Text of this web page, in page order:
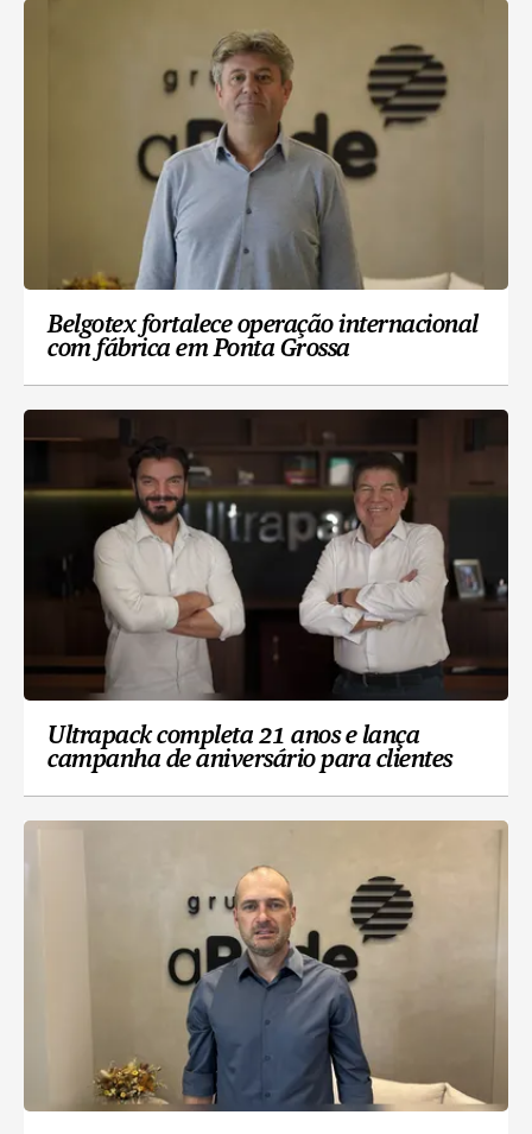
Belgotex fortalece operação internacional
com fábrica em Ponta Grossa
Ultrapack completa 21 anos e lança
campanha de aniversário para clientes